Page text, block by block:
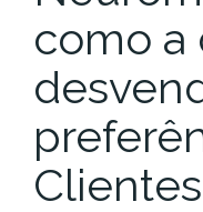
como a
Clientes